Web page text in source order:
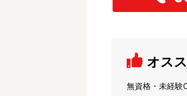
オス
無資格・未経験